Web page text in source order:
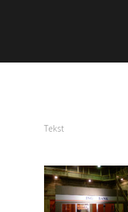
Tekst